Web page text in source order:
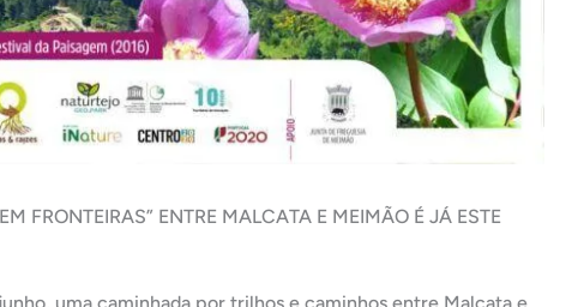
FRONTEIRAS” ENTRE MALCATA E MEIMÃO É JÁ ESTE